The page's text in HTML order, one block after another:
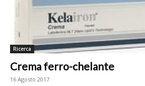
Ricerca
Crema ferro-chelante
16 Agosto 2017